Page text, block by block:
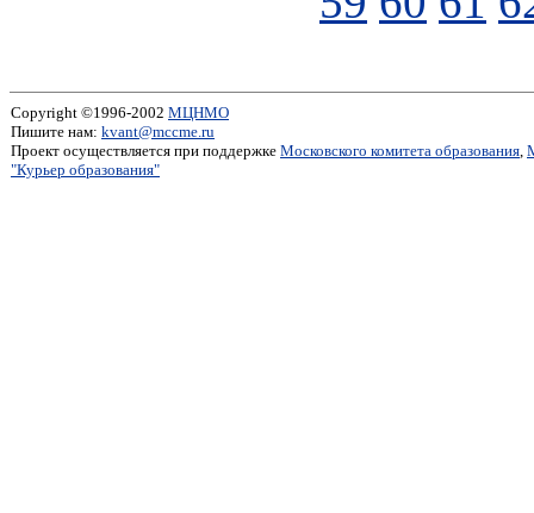
Copyright ©1996-2002 МЦНМО
Пишите нам: kvant@mccme.ru
Проект осуществляется при поддержке Московского комитета образования,
"Курьер образования"